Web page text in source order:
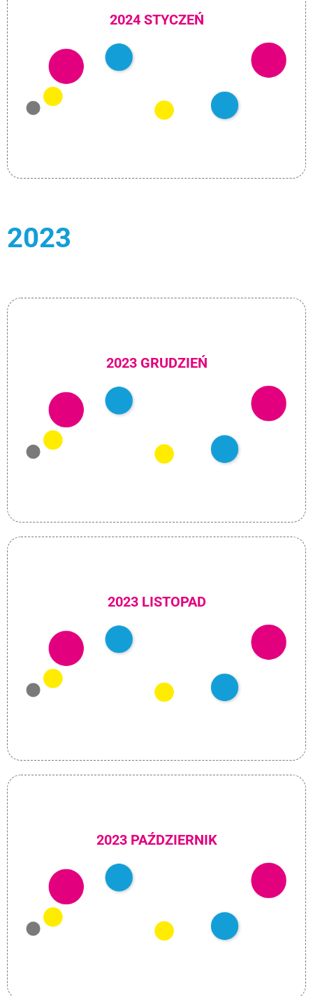
2024 STYCZEŃ
2023
2023 GRUDZIEŃ
2023 LISTOPAD
2023 PAŹDZIERNIK